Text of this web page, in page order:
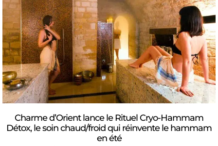
Charme d’Orient lance le Rituel Cryo-Hammam
Détox, le soin chaud/froid qui réinvente le hammam
en été